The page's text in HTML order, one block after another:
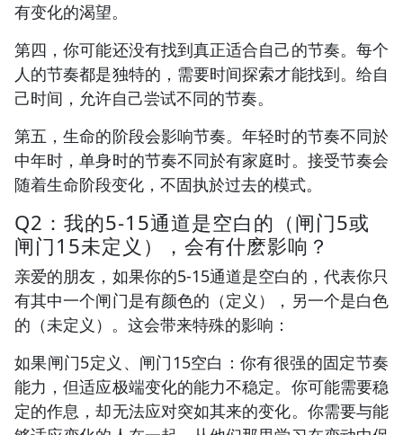
有变化的渴望。
第四，你可能还没有找到真正适合自己的节奏。每个
人的节奏都是独特的，需要时间探索才能找到。给自
己时间，允许自己尝试不同的节奏。
第五，生命的阶段会影响节奏。年轻时的节奏不同於
中年时，单身时的节奏不同於有家庭时。接受节奏会
随着生命阶段变化，不固执於过去的模式。
Q2：我的5-15通道是空白的（闸门5或
闸门15未定义），会有什麽影响？
亲爱的朋友，如果你的5-15通道是空白的，代表你只
有其中一个闸门是有颜色的（定义），另一个是白色
的（未定义）。这会带来特殊的影响：
如果闸门5定义、闸门15空白：你有很强的固定节奏
能力，但适应极端变化的能力不稳定。你可能需要稳
定的作息，却无法应对突如其来的变化。你需要与能